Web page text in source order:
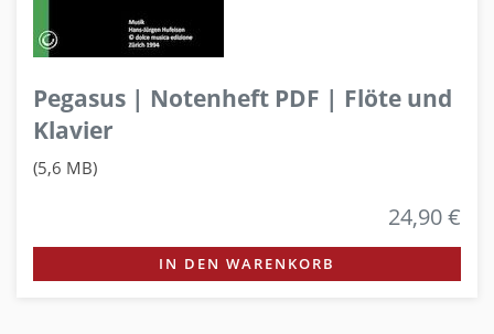
Pegasus | Notenheft PDF | Flöte und
Klavier
(5,6 MB)
24,90 €
IN DEN WARENKORB